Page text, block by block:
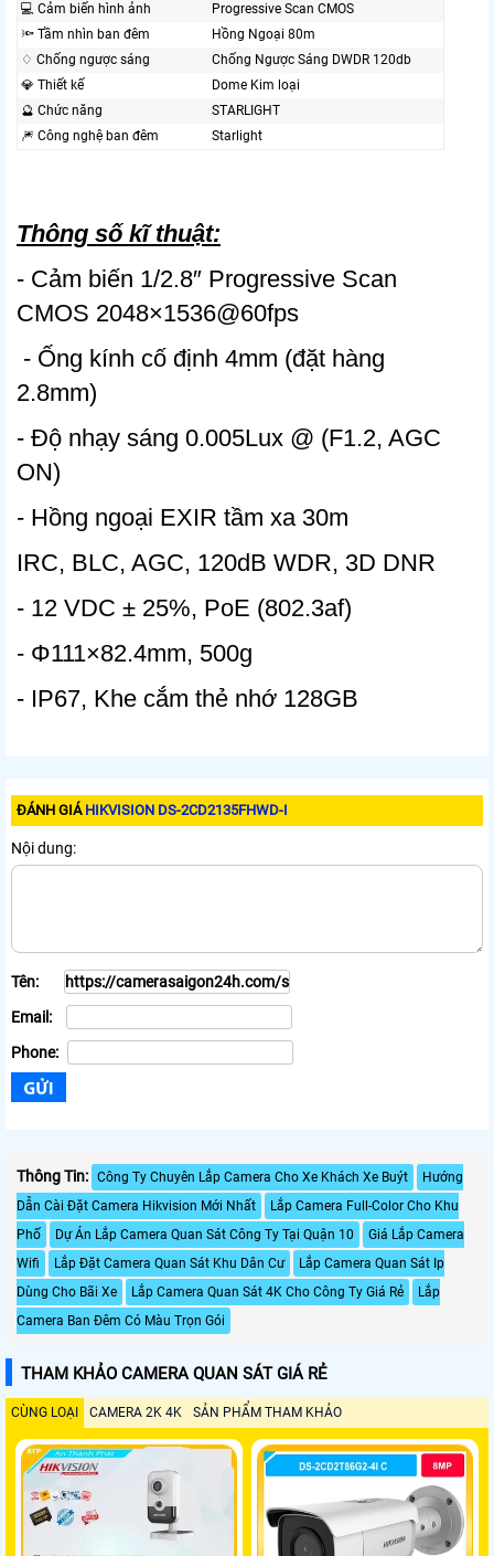
💻 Cảm biến hình ảnh
Progressive Scan CMOS
🔦 Tầm nhìn ban đêm
Hồng Ngoại 80m
♢ Chống ngược sáng
Chống Ngược Sáng DWDR 120db
💎 Thiết kế
Dome Kim loại
🔮 Chức năng
STARLIGHT
🎆 Công nghệ ban đêm
Starlight
Thông số kĩ thuật:
- Cảm biến 1/2.8″ Progressive Scan
CMOS 2048×1536@60fps
- Ống kính cố định 4mm (đặt hàng
2.8mm)
- Độ nhạy sáng 0.005Lux @ (F1.2, AGC
ON)
- Hồng ngoại EXIR tầm xa 30m
IRC, BLC, AGC, 120dB WDR, 3D DNR
- 12 VDC ± 25%, PoE (802.3af)
- Φ111×82.4mm, 500g
- IP67, Khe cắm thẻ nhớ 128GB
ĐÁNH GIÁ HIKVISION DS-2CD2135FHWD-I
Nội dung:
Tên:
Email:
Phone:
Thông Tin: Công Ty Chuyên Lắp Camera Cho Xe Khách Xe Buýt
Hướng
Dẫn Cài Đặt Camera Hikvision Mới Nhất
Lắp Camera Full-Color Cho Khu
Phố
Dự Án Lắp Camera Quan Sát Công Ty Tại Quận 10
Giá Lắp Camera
Wifi
Lắp Đặt Camera Quan Sát Khu Dân Cư
Lắp Camera Quan Sát Ip
Dùng Cho Bãi Xe
Lắp Camera Quan Sát 4K Cho Công Ty Giá Rẻ
Lắp
Camera Ban Đêm Có Màu Trọn Gói
THAM KHẢO CAMERA QUAN SÁT GIÁ RẺ
CÙNG LOẠI CAMERA 2K 4K SẢN PHẨM THAM KHẢO